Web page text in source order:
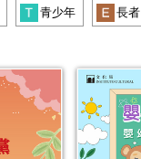
青少年 長者